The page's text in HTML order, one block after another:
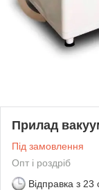
Прилад
Під замовлення
Опт і роздріб
Відправка з 23